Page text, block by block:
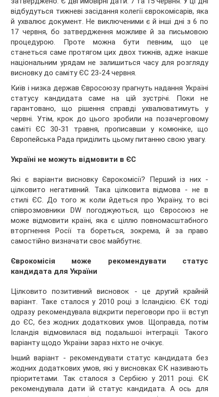
відбудуться тижневі засідання колегії єврокомісарів, яка
й ухвалює документ. Не виключеними є й інші дні з 6 по
17 червня, бо затвердження можливе й за письмовою
процедурою. Проте можна бути певним, що це
станеться саме протягом цих двох тижнів, адже інакше
національним урядам не залишиться часу для розгляду
висновку до саміту ЄС 23-24 червня.
Київ і низка держав Євросоюзу прагнуть надання Україні
статусу кандидата саме на цій зустрічі. Поки не
гарантовано, що рішення справді ухвалюватимуть у
червні. Утім, крок до цього зробили на позачерговому
саміті ЄС 30-31 травня, прописавши у комюніке, що
Європейська Рада приділить цьому питанню свою увагу.
Україні не можуть відмовити в ЄС
Які є варіанти висновку Єврокомісії? Перший із них -
цілковито негативний. Така цілковита відмова - не в
стилі ЄС. До того ж коли йдеться про Україну, то всі
співрозмовники DW погоджуються, що Євросоюз не
може відмовити країні, яка є ціллю повномасштабного
вторгнення Росії та бореться, зокрема, й за право
самостійно визначати своє майбутнє.
Єврокомісія може рекомендувати статус
кандидата для України
Цілковито позитивний висновок - це другий крайній
варіант. Таке сталося у 2010 році з Ісландією. ЄК тоді
одразу рекомендувала відкрити переговори про її вступ
до ЄС, без жодних додаткових умов. Щоправда, потім
Ісландія відмовилася від подальшої інтеграції. Такого
варіанту щодо України зараз ніхто не очікує.
Інший варіант - рекомендувати статус кандидата без
жодних додаткових умов, які у висновках ЄК називають
пріоритетами. Так сталося з Сербією у 2011 році. ЄК
рекомендувала дати їй статус кандидата. А ось для